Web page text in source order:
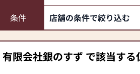
条件 店舗の条件で絞り込む
有限会社銀のすず で該当する